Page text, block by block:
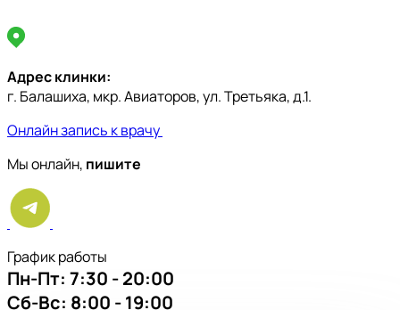
Адрес клинки:
г. Балашиха, мкр. Авиаторов, ул. Третьяка, д.1.
Онлайн запись к врачу
Мы онлайн, пишите
График работы
Пн-Пт: 7:30 - 20:00
Сб-Вс: 8:00 - 19:00